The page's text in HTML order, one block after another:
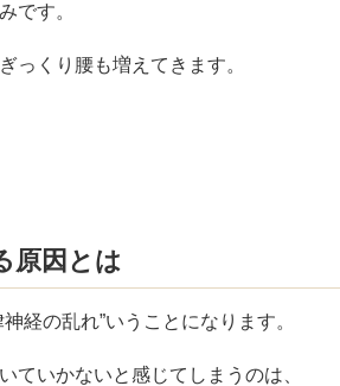
です。
っくり腰も増えてきます。
原因とは
経の乱れ”いうことになります。
ていかないと感じてしまうのは、